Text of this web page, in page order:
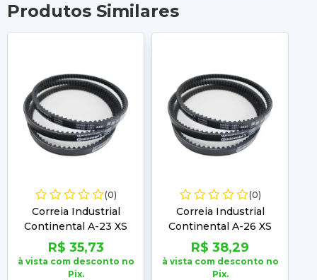
Produtos Similares
(0)
Correia Industrial
Continental A-23 XS
R$ 35,73
à vista com desconto no
Pix.
(0)
Correia Industrial
Continental A-26 XS
R$ 38,29
à vista com desconto no
Pix.